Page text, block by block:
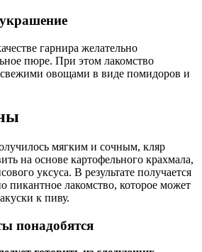
гарнира желательно
пюре. При этом лакомство
овощами в виде помидоров и
мягким и сочным, кляр
на основе картофельного крахмала,
уксуса. В результате получается
пикантное лакомство, которое может
к пиву.
понадобятся